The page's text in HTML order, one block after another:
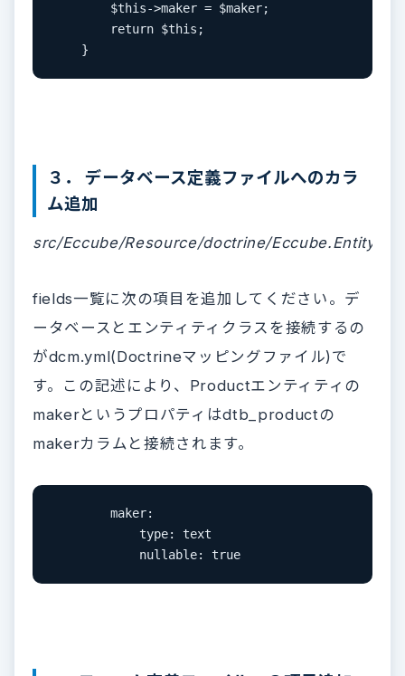
        $this->maker = $maker;
        return $this;
    }
３． データベース定義ファイルへのカラ
ム追加
src/Eccube/Resource/doctrine/
fields一覧に次の項目を追加してください。デ
ータベースとエンティティクラスを接続するの
がdcm.yml(Doctrineマッピングファイル)で
す。この記述により、Productエンティティの
makerというプロパティはdtb_productの
makerカラムと接続されます。
        maker:
            type: text
            nullable: true